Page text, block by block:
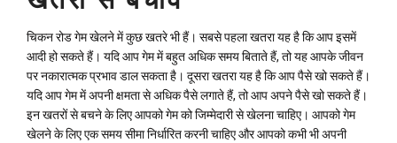
चिकन रोड गेम खेलने में कुछ खतरे भी हैं। सबसे पहला खतरा यह है कि आप इसमें
आदी हो सकते हैं। यदि आप गेम में बहुत अधिक समय बिताते हैं, तो यह आपके जीवन
पर नकारात्मक प्रभाव डाल सकता है। दूसरा खतरा यह है कि आप पैसे खो सकते हैं।
यदि आप गेम में अपनी क्षमता से अधिक पैसे लगाते हैं, तो आप अपने पैसे खो सकते हैं।
इन खतरों से बचने के लिए आपको गेम को जिम्मेदारी से खेलना चाहिए। आपको गेम
खेलने के लिए एक समय सीमा निर्धारित करनी चाहिए और आपको कभी भी अपनी